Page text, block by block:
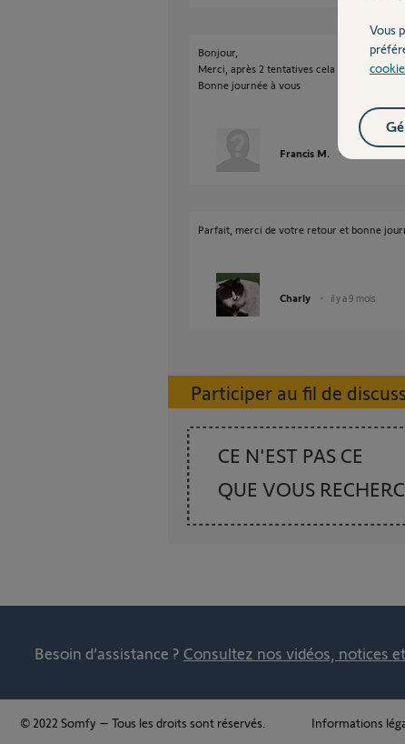
Bonjour,
Merci, après 2 tentatives cela a fonctionné.
Bonne journée à vous
Francis M.
Parfait, merci de votre retour et bonne
Charly il y a 9 mois
Participer au fil de
CE N'EST PAS CE
QUE VOUS
Besoin d’assistance ? Consultez nos vidéos, notices
© 2022 Somfy – Tous les droits sont réservés. Informations
Vous